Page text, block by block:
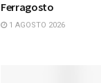
Ferragosto
1 AGOSTO 2026